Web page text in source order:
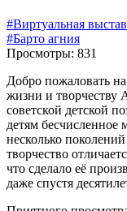
#Виртуальная
#Барто агния
Просмотры: 831
Добро пожаловать
жизни и
советской детской
детям бесчисленное
несколько
творчество
что сделало её
даже спустя